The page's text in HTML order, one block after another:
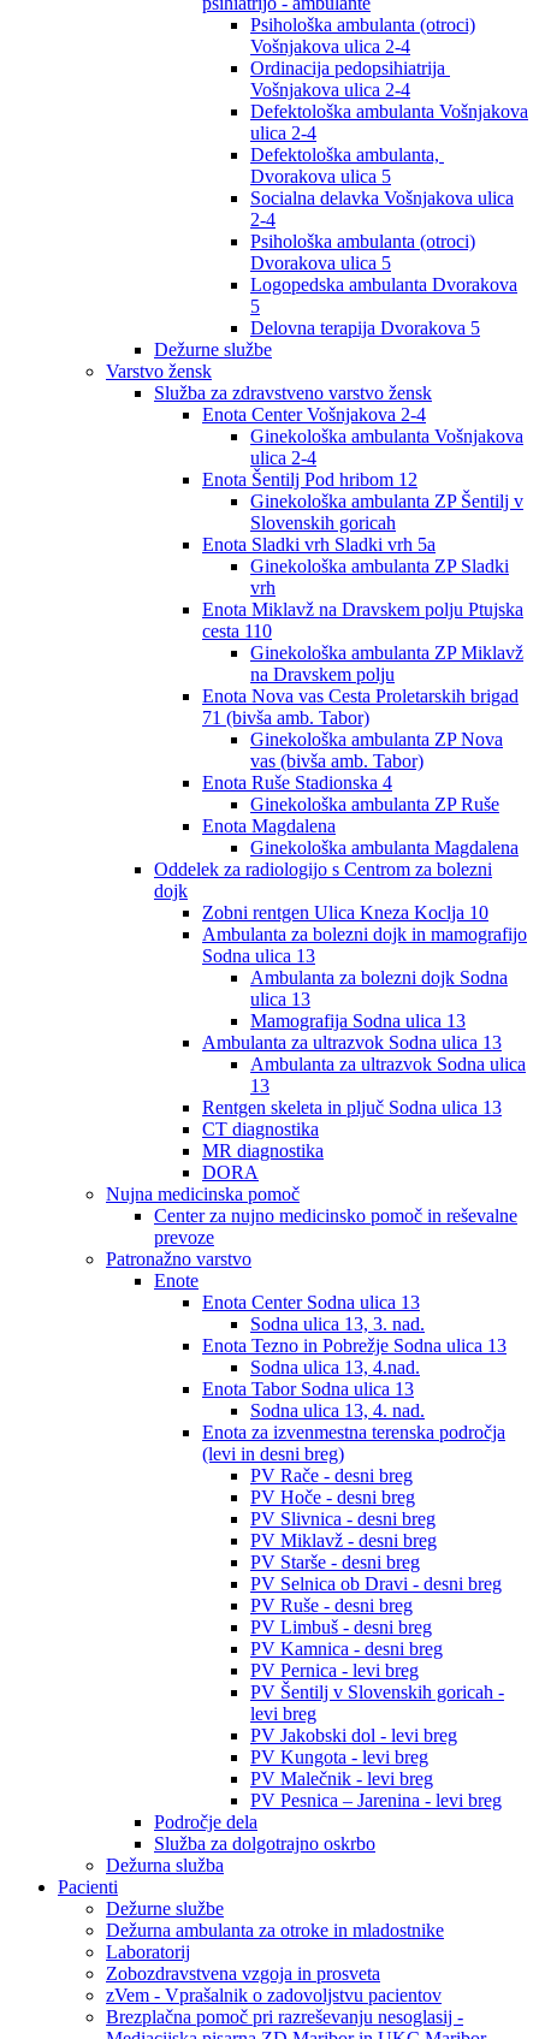
Psihološka ambulanta (otroci)
Vošnjakova ulica 2-4
Ordinacija pedopsihiatrija
Vošnjakova ulica 2-4
Defektološka ambulanta Vošnjakova
ulica 2-4
Defektološka ambulanta,
Dvorakova ulica 5
Socialna delavka Vošnjakova ulica
2-4
Psihološka ambulanta (otroci)
Dvorakova ulica 5
Logopedska ambulanta Dvorakova
5
Delovna terapija Dvorakova 5
Dežurne službe
Varstvo žensk
Služba za zdravstveno varstvo žensk
Enota Center Vošnjakova 2-4
Ginekološka ambulanta Vošnjakova
ulica 2-4
Enota Šentilj Pod hribom 12
Ginekološka ambulanta ZP Šentilj v
Slovenskih goricah
Enota Sladki vrh Sladki vrh 5a
Ginekološka ambulanta ZP Sladki
vrh
Enota Miklavž na Dravskem polju Ptujska
cesta 110
Ginekološka ambulanta ZP Miklavž
na Dravskem polju
Enota Nova vas Cesta Proletarskih brigad
71 (bivša amb. Tabor)
Ginekološka ambulanta ZP Nova
vas (bivša amb. Tabor)
Enota Ruše Stadionska 4
Ginekološka ambulanta ZP Ruše
Enota Magdalena
Ginekološka ambulanta Magdalena
Oddelek za radiologijo s Centrom za bolezni
dojk
Zobni rentgen Ulica Kneza Koclja 10
Ambulanta za bolezni dojk in mamografijo
Sodna ulica 13
Ambulanta za bolezni dojk Sodna
ulica 13
Mamografija Sodna ulica 13
Ambulanta za ultrazvok Sodna ulica 13
Ambulanta za ultrazvok Sodna ulica
13
Rentgen skeleta in pljuč Sodna ulica 13
CT diagnostika
MR diagnostika
DORA
Nujna medicinska pomoč
Center za nujno medicinsko pomoč in reševalne
prevoze
Patronažno varstvo
Enote
Enota Center Sodna ulica 13
Sodna ulica 13, 3. nad.
Enota Tezno in Pobrežje Sodna ulica 13
Sodna ulica 13, 4.nad.
Enota Tabor Sodna ulica 13
Sodna ulica 13, 4. nad.
Enota za izvenmestna terenska področja
(levi in desni breg)
PV Rače - desni breg
PV Hoče - desni breg
PV Slivnica - desni breg
PV Miklavž - desni breg
PV Starše - desni breg
PV Selnica ob Dravi - desni breg
PV Ruše - desni breg
PV Limbuš - desni breg
PV Kamnica - desni breg
PV Pernica - levi breg
PV Šentilj v Slovenskih goricah -
levi breg
PV Jakobski dol - levi breg
PV Kungota - levi breg
PV Malečnik - levi breg
PV Pesnica – Jarenina - levi breg
Področje dela
Služba za dolgotrajno oskrbo
Dežurna služba
Pacienti
Dežurne službe
Dežurna ambulanta za otroke in mladostnike
Laboratorij
Zobozdravstvena vzgoja in prosveta
zVem - Vprašalnik o zadovoljstvu pacientov
Brezplačna pomoč pri razreševanju nesoglasij -